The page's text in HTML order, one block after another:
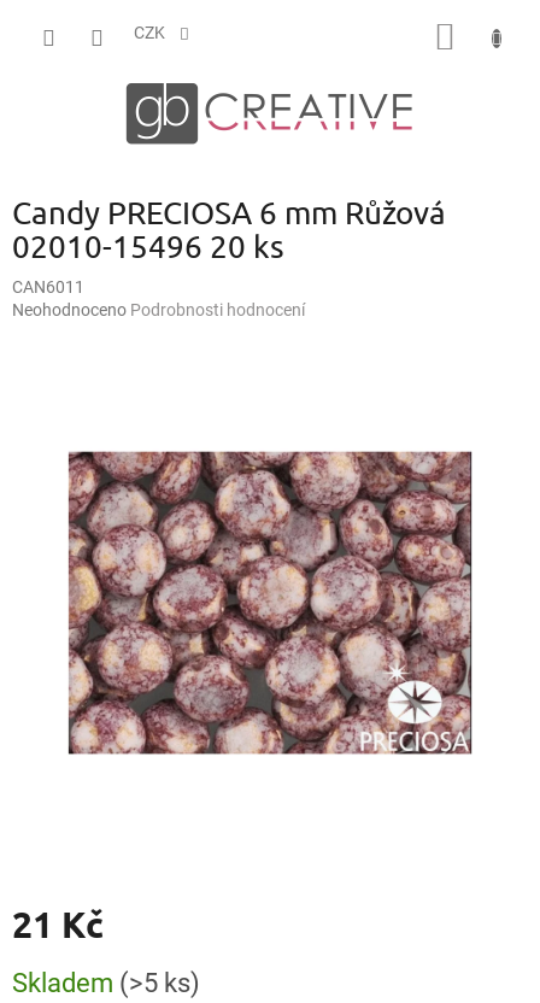
CZK
Candy PRECIOSA 6 mm Růžová
02010-15496 20 ks
CAN6011
Průměrné
hvězdiček.
Neohodnoceno Podrobnosti hodnocení
21 Kč
cena:
Skladem (>5 ks)